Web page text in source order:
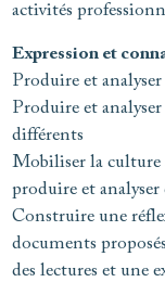
activités
Expression et
Produire et
Produire et
différents
Mobiliser la culture
produire et analyser
Construire une
documents
des lectures et une